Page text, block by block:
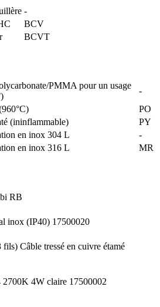
-
BCV
BCVT
PMMA pour un usage
-
PO
(ininflammable)
PY
en inox 304 L
-
en inox 316 L
MR
RB
inox (IP40) 17500020
Câble tressé en cuivre étamé
4W claire 17500002